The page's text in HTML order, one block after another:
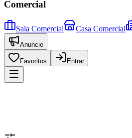
Comercial
Sala Comercial Casa Comercial
Anuncie
Favoritos Entrar